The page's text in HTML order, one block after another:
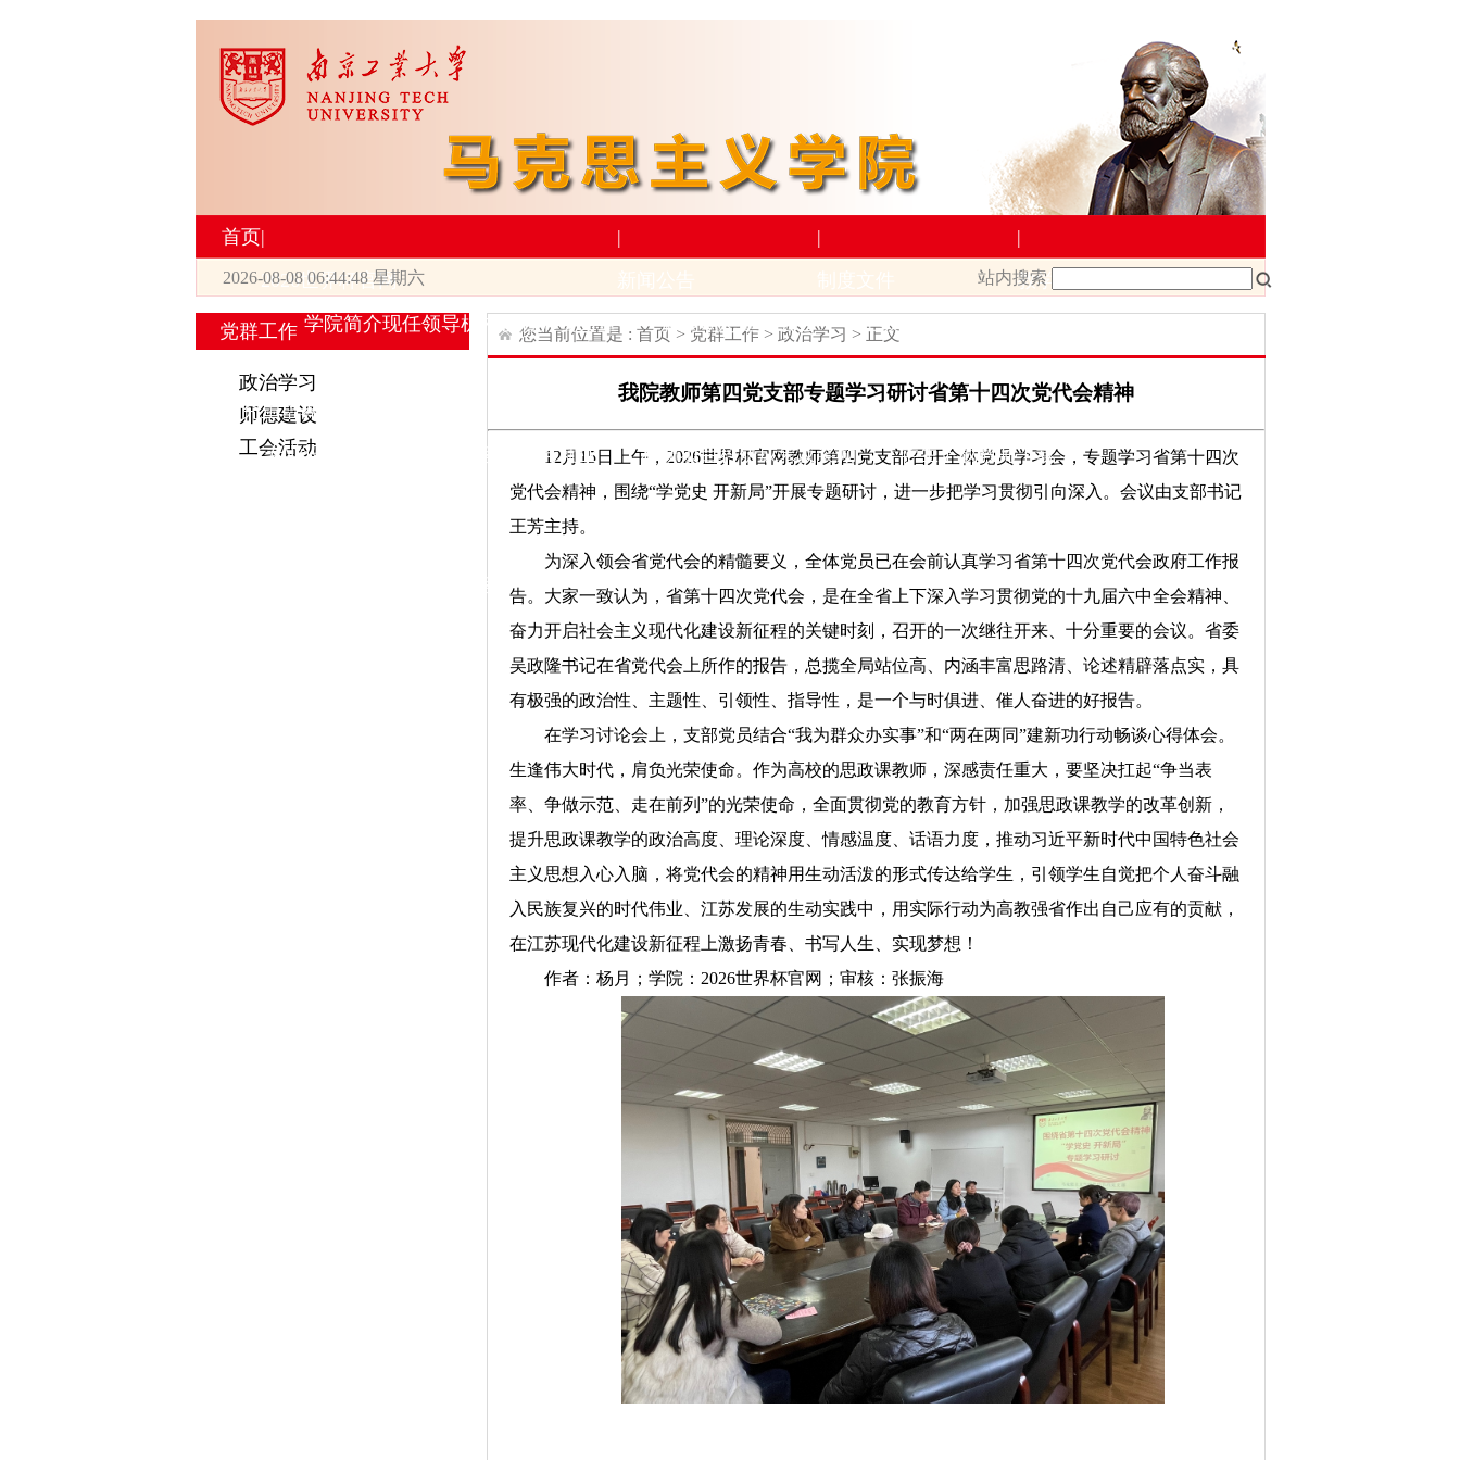
首页|
2026世界杯官网
学院简介现任领导机构设置师资力量
|
新闻动态通知公告
|
上级文件
|
教学管理
研究生培养
专业设置
学生活动 招生与就业
科研项目科研成果及奖励
学生下载教师下载
工会活动
2026-08-08 06:44:48 星期六 站内搜索
党群工作
政治学习
师德建设
工会活动
您当前位置是 : 首页> 党群工作> 政治学习 > 正文
我院教师第四党支部专题学习研讨省第十四次党代会精神
12月15日上午，2026世界杯官网教师第四党支部召开全体党员学习会，专题学习省第十四次
党代会精神，围绕“学党史 开新局”开展专题研讨，进一步把学习贯彻引向深入。会议由支部书记
王芳主持。
为深入领会省党代会的精髓要义，全体党员已在会前认真学习省第十四次党代会政府工作报
告。大家一致认为，省第十四次党代会，是在全省上下深入学习贯彻党的十九届六中全会精神、
奋力开启社会主义现代化建设新征程的关键时刻，召开的一次继往开来、十分重要的会议。省委
吴政隆书记在省党代会上所作的报告，总揽全局站位高、内涵丰富思路清、论述精辟落点实，具
有极强的政治性、主题性、引领性、指导性，是一个与时俱进、催人奋进的好报告。
在学习讨论会上，支部党员结合“我为群众办实事”和“两在两同”建新功行动畅谈心得体会。
生逢伟大时代，肩负光荣使命。作为高校的思政课教师，深感责任重大，要坚决扛起“争当表
率、争做示范、走在前列”的光荣使命，全面贯彻党的教育方针，加强思政课教学的改革创新，
提升思政课教学的政治高度、理论深度、情感温度、话语力度，推动习近平新时代中国特色社会
主义思想入心入脑，将党代会的精神用生动活泼的形式传达给学生，引领学生自觉把个人奋斗融
入民族复兴的时代伟业、江苏发展的生动实践中，用实际行动为高教强省作出自己应有的贡献，
在江苏现代化建设新征程上激扬青春、书写人生、实现梦想！
作者：杨月；学院：2026世界杯官网；审核：张振海